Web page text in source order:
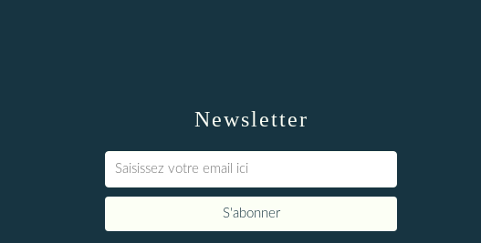
Newsletter